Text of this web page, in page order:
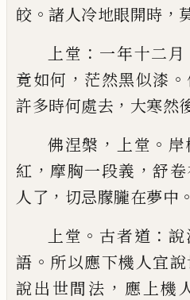
皎 。 諸人冷地眼開時 ，
上堂 ： 一年十二月
竟如何 ， 茫然黑似漆 。
許多時何處去 ， 大寒然
佛涅槃 ， 上堂 。
紅 ， 摩胸一段義 ，舒
人了 ， 切忌朦朧在夢中 。
上堂 。 古者道 ：說
語 。 所以應下機人宜
說出世間法 ， 應上機